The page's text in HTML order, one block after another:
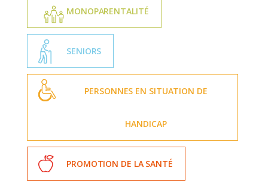
MONOPARENTALITÉ
SENIORS
PERSONNES EN SITUATION DE
HANDICAP
PROMOTION DE LA SANTÉ